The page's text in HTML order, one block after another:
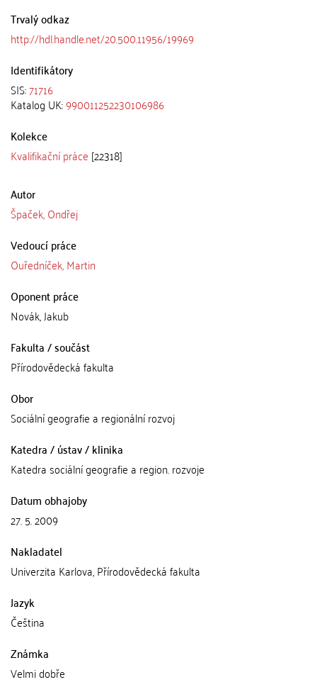
Trvalý odkaz
http://hdl.handle.net/20.500.11956/19969
Identifikátory
SIS:71716
Katalog UK:990011252230106986
Kolekce
Kvalifikační práce [22318]
Autor
Špaček, Ondřej
Vedoucí práce
Ouředníček, Martin
Oponent práce
Novák, Jakub
Fakulta / součást
Přírodovědecká fakulta
Obor
Sociální geografie a regionální rozvoj
Katedra / ústav / klinika
Katedra sociální geografie a region. rozvoje
Datum obhajoby
27. 5. 2009
Nakladatel
Univerzita Karlova, Přírodovědecká fakulta
Jazyk
Čeština
Známka
Velmi dobře